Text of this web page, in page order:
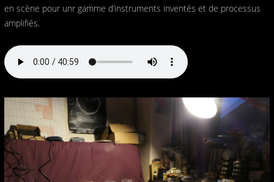
en scène pour unr gamme d’instruments inventés et de processus
amplifiés.